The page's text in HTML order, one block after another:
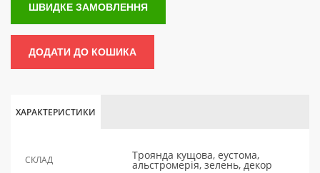
ШВИДКЕ ЗАМОВЛЕННЯ
ДОДАТИ ДО КОШИКА
ХАРАКТЕРИСТИКИ
СКЛАД Троянда кущова, еустома,
альстромерія, зелень, декор